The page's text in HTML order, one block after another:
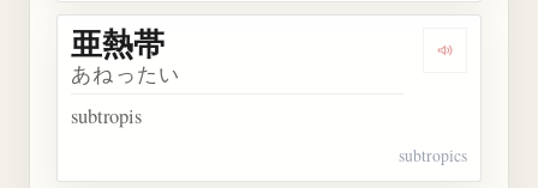
Dengarkan
亜熱帯
あねったい
subtropis
subtropics